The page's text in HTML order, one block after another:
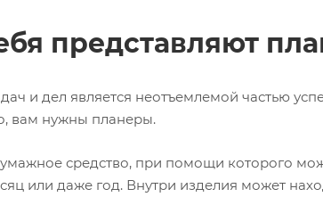
представляют
и дел является неотъемлемой частью
вам нужны планеры.
средство, при помощи которого
или даже год. Внутри изделия может